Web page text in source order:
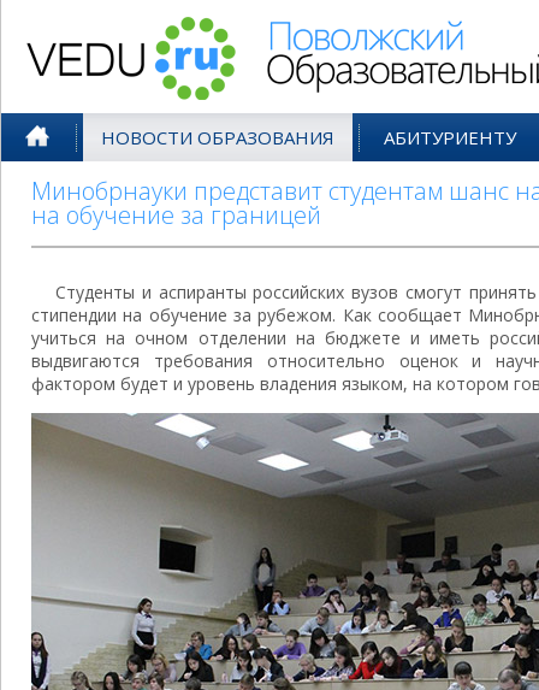
НОВОСТИ ОБРАЗОВАНИЯ АБИТУРИЕНТУ
Минобрнауки представит студентам шанс
на обучение за границей
Студенты и аспиранты российских вузов смогут
стипендии на обучение за рубежом. Как сообщает
учиться на очном отделении на бюджете и иметь
выдвигаются требования относительно оценок и
фактором будет и уровень владения языком, на котором